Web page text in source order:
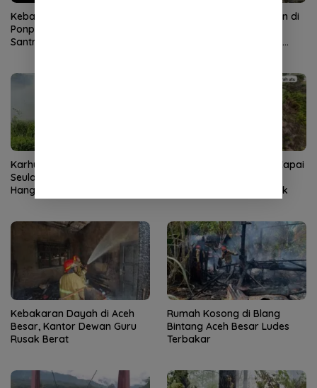
Kebakaran Hebat Landa
Ponpes di Aceh Tenggara, 36
Santri Terdampak
Karhutla 3 Hektare Lahan di
Karhutla di Lembah
Seulawah Aceh Besar
Hanguskan 3 Hektare Lahan
Karhutla di Aceh Barat Capai
Menjalar di Sejumlah Titik
Kebakaran Dayah di Aceh
Besar, Kantor Dewan Guru
Rusak Berat
Rumah Kosong di Blang
Bintang Aceh Besar Ludes
Terbakar